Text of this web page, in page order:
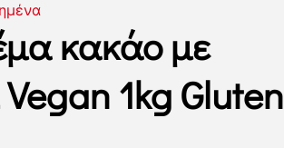
κακάο με
Vegan 1kg Gluten